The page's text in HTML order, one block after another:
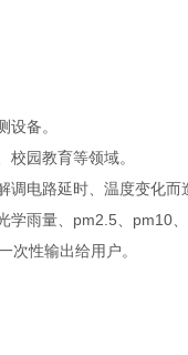
备。
园教育等领域。
电路延时、温度变化而
学雨量、pm2.5、pm10
性输出给用户。